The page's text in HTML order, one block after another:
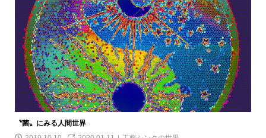
〝菌〟にみる人間世界